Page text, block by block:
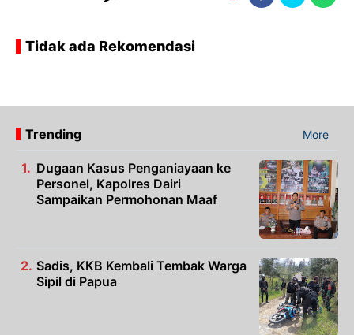
Tidak ada Rekomendasi
Trending More
Dugaan Kasus Penganiayaan ke
Personel, Kapolres Dairi
Sampaikan Permohonan Maaf
Sadis, KKB Kembali Tembak Warga
Sipil di Papua